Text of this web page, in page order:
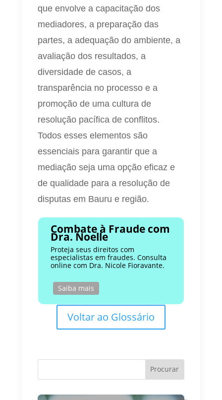
que envolve a capacitação dos
mediadores, a preparação das
partes, a adequação do ambiente, a
avaliação dos resultados, a
diversidade de casos, a
transparência no processo e a
promoção de uma cultura de
resolução pacífica de conflitos.
Todos esses elementos são
essenciais para garantir que a
mediação seja uma opção eficaz e
de qualidade para a resolução de
disputas em Bauru e região.
Combate à Fraude com
Dra. Noelle
Proteja seus direitos com
especialistas em fraudes. Consulta
online com Dra. Nicole Fioravante.
Saiba mais
Voltar ao Glossário